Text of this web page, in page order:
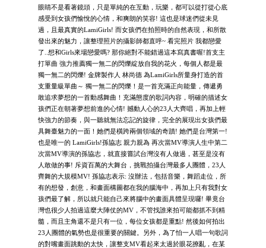
眼睛不是看著鏡頭，只是單純的在互動，玩樂，都可以從打從心底
感受到女孩們愉悅的心情，和爽朗的笑容! 這也是球迷們從未見
過，且最真實的LamiGirls! 而女孩們在拍照時的自然表現，和所散
發出來的魅力，讓整理照片的攝影師都直呼~ 看完照片 我都戀愛
了..想和Girls來場戀愛嗎? 那你絕對不能錯過這本寫真書喔!首支主
打單曲 強力推薦獨一無二的閃爍綻放自我的花火，每個人都是最
獨一無二的閃爍! 金牌製作人 林尚德 為LamiGirls所量身打造的首
支重量級單曲～ 獨一無二的閃爍！是一首充滿正向能量，傳遞勇
敢追求夢想的一首動感舞曲！充滿態度的歌詞內容，明確的描述女
孩們正在朝著夢想前進的心情! 撼動人心的23人大齊唱，再加上輕
快強力的節奏，與一聽就無法忘記的旋律，完全的展現出女孩們最
具舞臺魅力的一面！她們是橫跨兩個領域的奇蹟! 她們是台灣第一!
也是唯一的 LamiGirls!孫協志 親力親為 再次當MV導演人生中第二
次當MV導演的孫協志，就直接嘗試台灣沒有人做過，甚至是沒有
人敢做的事! 斥資百萬的大舞台，挑戰拍攝台灣最多人團體，23人
齊舞的大規模MV! 孫協志表示: 沒辦法，包括音樂，舞蹈走位，所
有的想發，創意，和畫面構圖都在我的腦海中，再加上只有我對女
孩們最了解，所以就只能自己來將腦中的畫面具體呈現囉! 畢竟台
灣也很少人拍過這麼大陣仗的MV，不管找誰來拍可能都抓不到精
髓，而且主角還不是只有一位，每位女孩都是重點! 然後如何拍出
23人團體的氣勢也是很重要的關鍵。另外，為了怕一人唱一句歌詞
的對嘴畫面跳動的太快，讓整支MV看起來太過於眼花撩亂，在某